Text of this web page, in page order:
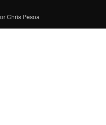
Chris Pesoa